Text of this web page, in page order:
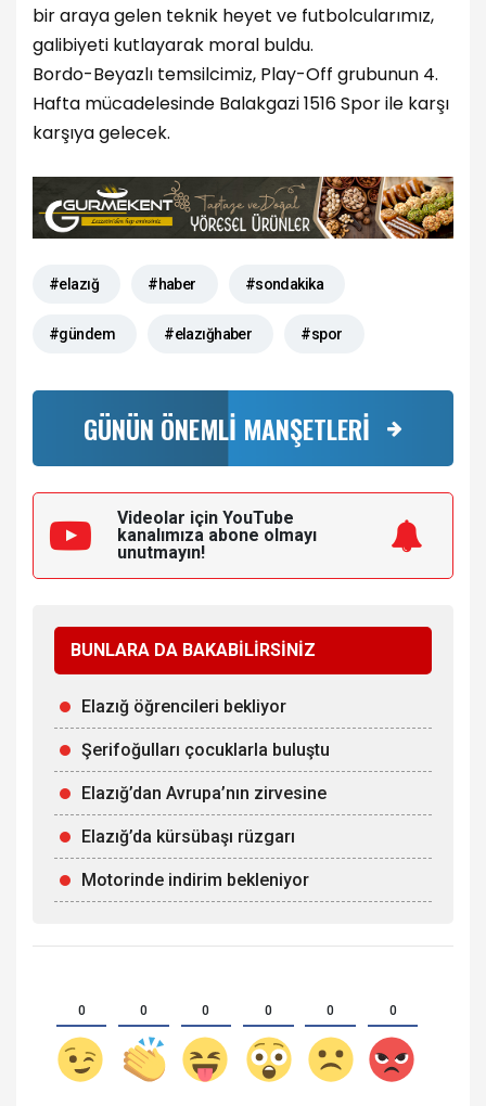
bir araya gelen teknik heyet ve futbolcularımız,
galibiyeti kutlayarak moral buldu.
Bordo-Beyazlı temsilcimiz, Play-Off grubunun 4.
Hafta mücadelesinde Balakgazi 1516 Spor ile karşı
karşıya gelecek.
#elazığ #haber #sondakika
#gündem #elazığhaber #spor
GÜNÜN ÖNEMLİ MANŞETLERİ
Videolar için YouTube
kanalımıza abone olmayı
unutmayın!
BUNLARA DA BAKABİLİRSİNİZ
Elazığ öğrencileri bekliyor
Şerifoğulları çocuklarla buluştu
Elazığ’dan Avrupa’nın zirvesine
Elazığ’da kürsübaşı rüzgarı
Motorinde indirim bekleniyor
0 0 0 0 0 0